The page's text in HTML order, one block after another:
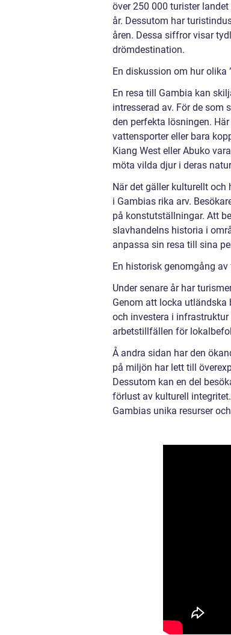
över 250 000 turister
år. Dessutom har
åren. Dessa siffror visar
drömdestination.
En diskussion om hur olika
En resa till Gambia kan
intresserad av. För de som
den perfekta lösningen.
vattensporter eller bara
Kiang West eller Abuko
möta vilda djur i deras
När det gäller kulturellt
i Gambias rika arv.
på konstutställningar. Att
slavhandelns historia i
anpassa sin resa till sina
En historisk genomgång
Under senare år har
Genom att locka
och investera i
arbetstillfällen för
Å andra sidan har den
på miljön har lett till
Dessutom kan en del
förlust av kulturell
Gambias unika resurser